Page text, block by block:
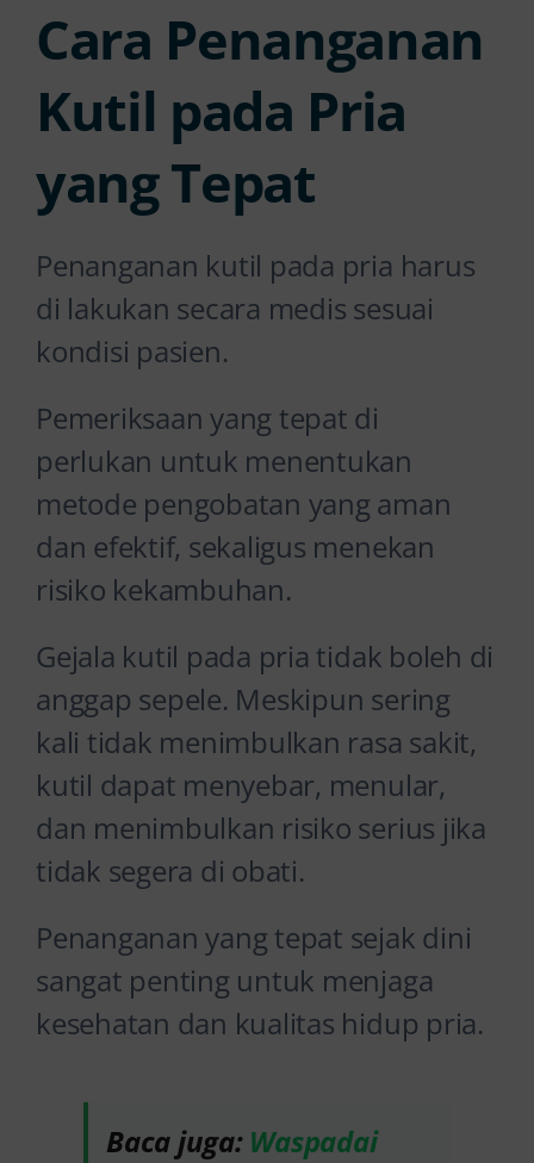
Cara Penanganan
Kutil pada Pria
yang Tepat
Penanganan kutil pada pria harus
di lakukan secara medis sesuai
kondisi pasien.
Pemeriksaan yang tepat di
perlukan untuk menentukan
metode pengobatan yang aman
dan efektif, sekaligus menekan
risiko kekambuhan.
Gejala kutil pada pria tidak boleh di
anggap sepele. Meskipun sering
kali tidak menimbulkan rasa sakit,
kutil dapat menyebar, menular,
dan menimbulkan risiko serius jika
tidak segera di obati.
Penanganan yang tepat sejak dini
sangat penting untuk menjaga
kesehatan dan kualitas hidup pria.
Baca juga: Waspadai